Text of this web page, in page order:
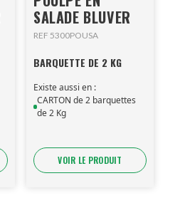
SALADE BLUVER
REF 5300POUSA
BARQUETTE DE 2 KG
Existe aussi en :
CARTON de 2 barquettes
de 2 Kg
VOIR LE PRODUIT